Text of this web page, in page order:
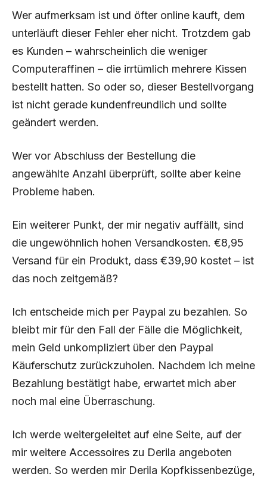
Wer aufmerksam ist und öfter online kauft, dem
unterläuft dieser Fehler eher nicht. Trotzdem gab
es Kunden – wahrscheinlich die weniger
Computeraffinen – die irrtümlich mehrere Kissen
bestellt hatten. So oder so, dieser Bestellvorgang
ist nicht gerade kundenfreundlich und sollte
geändert werden.
Wer vor Abschluss der Bestellung die
angewählte Anzahl überprüft, sollte aber keine
Probleme haben.
Ein weiterer Punkt, der mir negativ auffällt, sind
die ungewöhnlich hohen Versandkosten. €8,95
Versand für ein Produkt, dass €39,90 kostet – ist
das noch zeitgemäß?
Ich entscheide mich per Paypal zu bezahlen. So
bleibt mir für den Fall der Fälle die Möglichkeit,
mein Geld unkompliziert über den Paypal
Käuferschutz zurückzuholen. Nachdem ich meine
Bezahlung bestätigt habe, erwartet mich aber
noch mal eine Überraschung.
Ich werde weitergeleitet auf eine Seite, auf der
mir weitere Accessoires zu Derila angeboten
werden. So werden mir Derila Kopfkissenbezüge,